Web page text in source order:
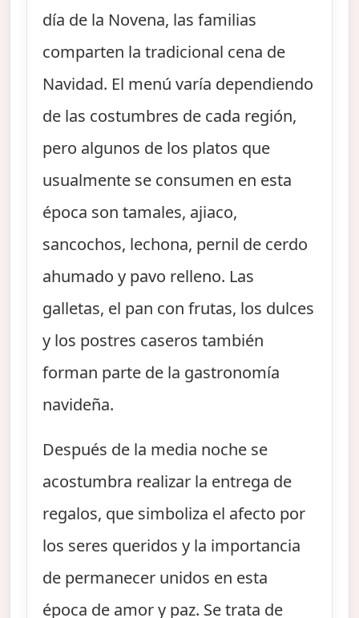
día de la Novena, las familias
comparten la tradicional cena de
Navidad. El menú varía dependiendo
de las costumbres de cada región,
pero algunos de los platos que
usualmente se consumen en esta
época son tamales, ajiaco,
sancochos, lechona, pernil de cerdo
ahumado y pavo relleno. Las
galletas, el pan con frutas, los dulces
y los postres caseros también
forman parte de la gastronomía
navideña.
Después de la media noche se
acostumbra realizar la entrega de
regalos, que simboliza el afecto por
los seres queridos y la importancia
de permanecer unidos en esta
época de amor y paz. Se trata de